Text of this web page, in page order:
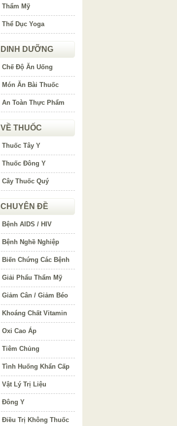
Thẩm Mỹ
Thể Dục Yoga
DINH DƯỠNG
Chế Độ Ăn Uống
Món Ăn Bài Thuốc
An Toàn Thực Phẩm
VỀ THUỐC
Thuốc Tây Y
Thuốc Đông Y
Cây Thuốc Quý
CHUYÊN ĐỀ
Bệnh AIDS / HIV
Bệnh Nghề Nghiệp
Biến Chứng Các Bệnh
Giải Phẩu Thẩm Mỹ
Giảm Cân / Giảm Béo
Khoáng Chất Vitamin
Oxi Cao Áp
Tiêm Chủng
Tình Huống Khẩn Cấp
Vật Lý Trị Liệu
Đông Y
Điều Trị Không Thuốc